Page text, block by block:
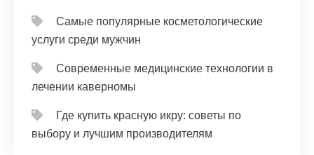
Самые популярные косметологические
услуги среди мужчин
Современные медицинские технологии в
лечении каверномы
Где купить красную икру: советы по
выбору и лучшим производителям